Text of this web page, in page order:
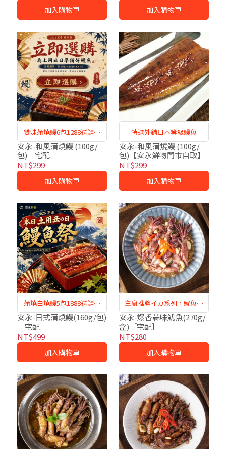
加入購物車 加入購物車
雙味蒲燒鰻6包1288送鮭魚
肉
安永-和風蒲燒鰻 (100g/
包)｜宅配
NT$299
加入購物車
特選外銷日本等級鰻魚
安永-和風蒲燒鰻 (100g/
包)【安永鮮物門市自取】
NT$299
加入購物車
蒲燒白燒鰻5包1888送鮭魚
肉
安永-日式蒲燒鰻(160g/包)
｜宅配
NT$499
加入購物車
主廚推薦イカ系列，魷魚口
感鮮甜有脆度
安永-爆香蒜味魷魚(270g/
盒)［宅配］
NT$280
加入購物車